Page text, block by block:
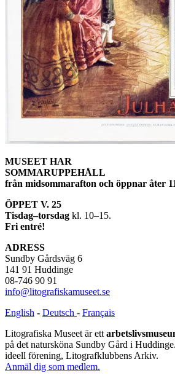
MUSEET HAR
SOMMARUPPEHÅLL
från midsommarafton och öppnar åter
ÖPPET V. 25
Tisdag–torsdag kl. 10–15.
Fri entré!
ADRESS
Sundby Gårdsväg 6
141 91 Huddinge
08-746 90 91
info@litografiskamuseet.se
English - Deutsch - Français
Litografiska Museet är ett
på det natursköna Sundby Gård i
ideell förening, Litografklubbens Arkiv.
Anmäl dig som medlem.